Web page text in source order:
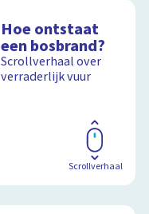
Hoe ontstaat
een bosbrand?
Scrollverhaal over
verraderlijk vuur
Scrollverhaal